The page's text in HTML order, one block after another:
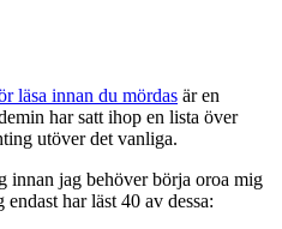
läsa innan du mördas är en
har satt ihop en lista över
utöver det vanliga.
innan jag behöver börja oroa mig
har läst 40 av dessa: